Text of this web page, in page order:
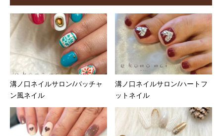
溝ノ口ネイルサロン/バッチャ
ン風ネイル
溝ノ口ネイルサロン/ハートフ
ットネイル